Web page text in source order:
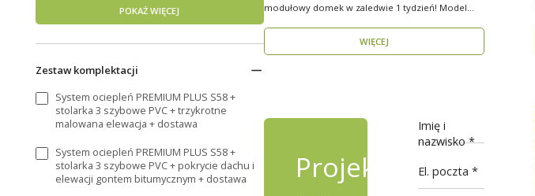
POKAŻ WIĘCEJ
Zestaw komplektacji
System ociepleń PREMIUM PLUS S58 +
stolarka 3 szybowe PVC + trzykrotne
malowana elewacja + dostawa
System ociepleń PREMIUM PLUS S58 +
stolarka 3 szybowe PVC + pokrycie dachu i
elewacji gontem bitumycznym + dostawa
modułowy domek w zaledwie 1 tydzień! Model
Tuszyn S2_A1 o p..
WIĘCEJ
Projekty
Imię i
nazwisko
El. poczta